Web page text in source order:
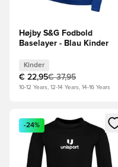
Højby S&G Fodbold
Baselayer - Blau Kinder
Kinder
€ 22,95€ 37,95
10-12 Years, 12-14 Years, 14-16 Years
Öffnet ein Fenster zum
-24%